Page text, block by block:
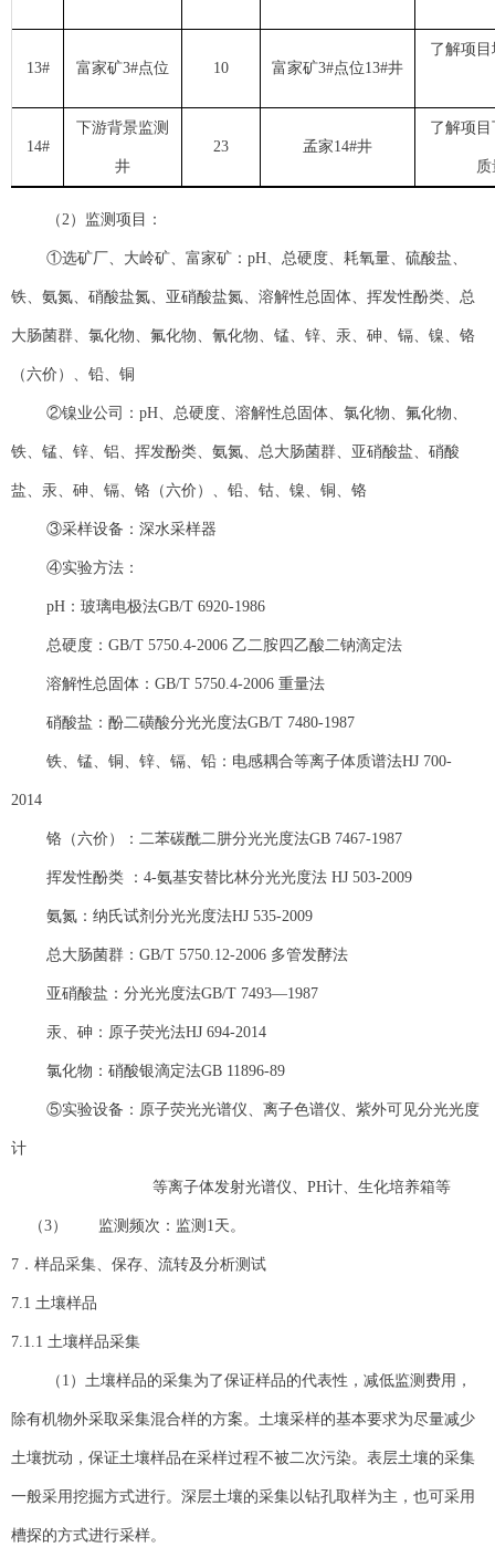
13# 富家矿3#点位 10 富家矿3#点位13#井
了解项
14#
下游背景监测
井
23 孟家14#井
了解项
（2）监测项目：
①选矿厂、大岭矿、富家矿：pH、总硬度、耗氧量、硫酸盐、
铁、氨氮、硝酸盐氮、亚硝酸盐氮、溶解性总固体、挥发性酚类、总
大肠菌群、氯化物、氟化物、氰化物、锰、锌、汞、砷、镉、镍、铬
（六价）、铅、铜
②镍业公司：pH、总硬度、溶解性总固体、氯化物、氟化物、
铁、锰、锌、铝、挥发酚类、氨氮、总大肠菌群、亚硝酸盐、硝酸
盐、汞、砷、镉、铬（六价）、铅、钴、镍、铜、铬
③采样设备：深水采样器
④实验方法：
pH：玻璃电极法GB/T 6920-1986
总硬度：GB/T 5750.4-2006 乙二胺四乙酸二钠滴定法
溶解性总固体：GB/T 5750.4-2006 重量法
硝酸盐：酚二磺酸分光光度法GB/T 7480-1987
铁、锰、铜、锌、镉、铅：电感耦合等离子体质谱法HJ 700-
2014
铬（六价）：二苯碳酰二肼分光光度法GB 7467-1987
挥发性酚类 ：4-氨基安替比林分光光度法 HJ 503-2009
氨氮：纳氏试剂分光光度法HJ 535-2009
总大肠菌群：GB/T 5750.12-2006 多管发酵法
亚硝酸盐：分光光度法GB/T 7493―1987
汞、砷：原子荧光法HJ 694-2014
氯化物：硝酸银滴定法GB 11896-89
⑤实验设备：原子荧光光谱仪、离子色谱仪、紫外可见分光光度
计
等离子体发射光谱仪、PH计、生化培养箱等
（3） 监测频次：监测1天。
7．样品采集、保存、流转及分析测试
7.1 土壤样品
7.1.1 土壤样品采集
（1）土壤样品的采集为了保证样品的代表性，减低监测费用，
除有机物外采取采集混合样的方案。土壤采样的基本要求为尽量减少
土壤扰动，保证土壤样品在采样过程不被二次污染。表层土壤的采集
一般采用挖掘方式进行。深层土壤的采集以钻孔取样为主，也可采用
槽探的方式进行采样。